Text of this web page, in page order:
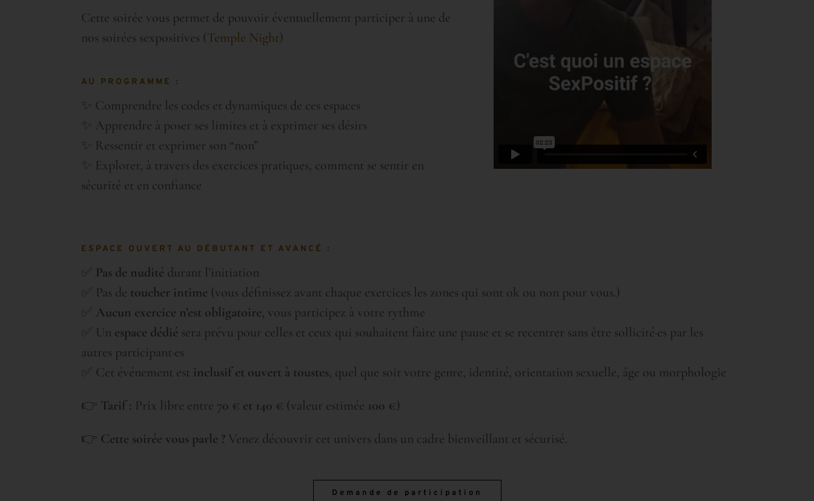
Cette soirée vous permet de pouvoir éventuellement participer à une de
nos soirées sexpositives (Temple Night)
AU PROGRAMME :
✨ Comprendre les codes et dynamiques de ces espaces
✨ Apprendre à poser ses limites et à exprimer ses désirs
✨ Ressentir et exprimer son “non”
✨ Explorer, à travers des exercices pratiques, comment se sentir en
sécurité et en confiance
ESPACE OUVERT AU DÉBUTANT ET AVANCÉ :
Pas de nudité durant l’initiation
✅ Pas de toucher intime (vous définissez avant chaque exercices les zones qui sont ok ou non pour vous.)
Aucun exercice n’est obligatoire, vous participez à votre rythme
✅ Un espace dédié sera prévu pour celles et ceux qui souhaitent faire une pause et se recentrer sans être sollicité·es par les
autres participant·es
✅ Cet événement est inclusif et ouvert à toustes, quel que soit votre genre, identité, orientation sexuelle, âge ou morphologie
👉 Tarif : Prix libre entre 70 € et 140 € (valeur estimée 100 €)
👉 Cette soirée vous parle ? Venez découvrir cet univers dans un cadre bienveillant et sécurisé.
Demande de participation